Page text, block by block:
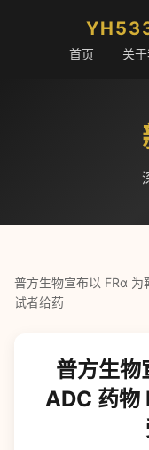
首页 关
普方生物宣布以 FRα 为
试者给药
普方生物
ADC 药物